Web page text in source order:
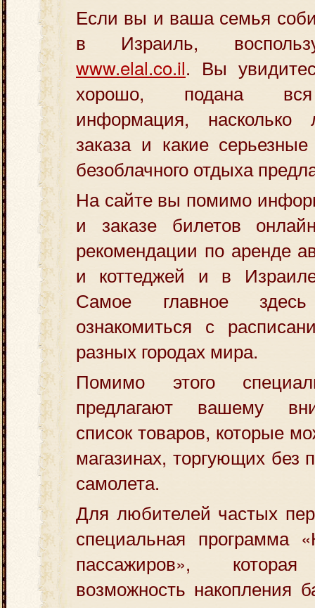
Если вы и ваша семья
в Израиль,
www.elal.co.il. Вы
хорошо, подана вся
информация, насколько
заказа и какие
безоблачного отдыха
На сайте вы помимо
и заказе билетов
рекомендации по аренде
и коттеджей и в
Самое главное
ознакомиться с
разных городах мира.
Помимо этого
предлагают вашему
список товаров, которые
магазинах, торгующих без
самолета.
Для любителей частых
специальная программа
пассажиров», которая
возможность накопления